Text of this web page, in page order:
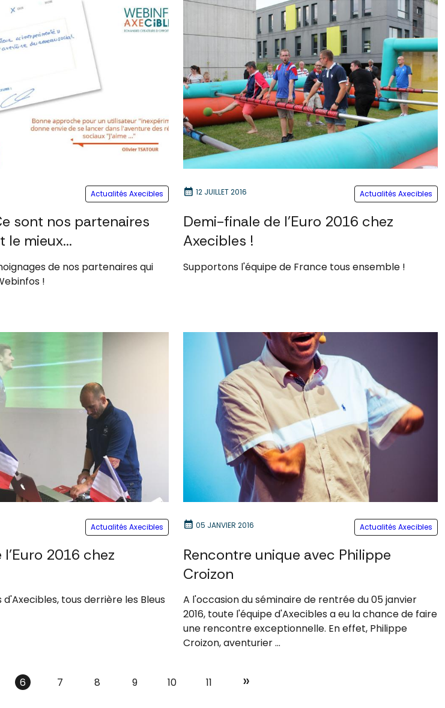
Actualités Axecibles
sont nos partenaires
le mieux...
de nos partenaires qui
!
calendar_month 12 JUILLET 2016 Actualités Axecibles
Demi-finale de l'Euro 2016 chez
Axecibles !
Supportons l'équipe de France tous ensemble !
Actualités Axecibles
2016 chez
tous derrière les Bleus
calendar_month 05 JANVIER 2016 Actualités Axecibles
Rencontre unique avec Philippe
Croizon
A l'occasion du séminaire de rentrée du 05 janvier
2016, toute l'équipe d'Axecibles a eu la chance de faire
une rencontre exceptionnelle. En effet, Philippe
Croizon, aventurier ...
6 7 8 9 10 11 »